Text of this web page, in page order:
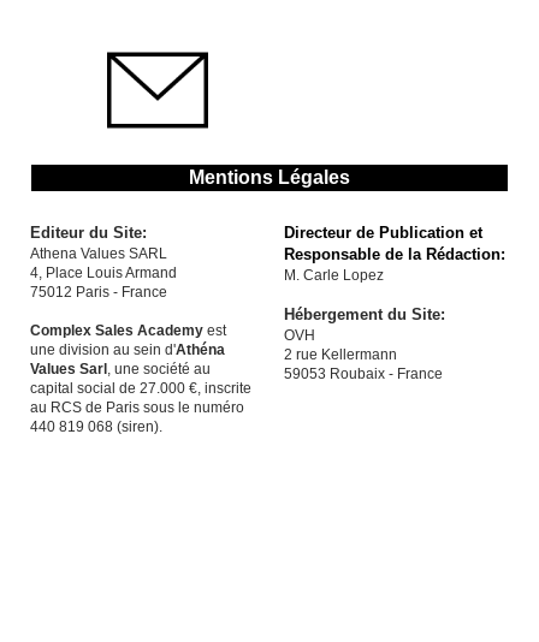
Mentions Légales
Editeur du Site:
Athena Values SARL
4, Place Louis Armand
75012 Paris - France
Complex Sales Academyest
une division au sein d'Athéna
Values Sarl , une société au
capital social de 27.000 €, inscrite
au RCS de Paris sous le numéro
440 819 068 (siren).
Directeur de Publication et
Responsable de la Rédaction:
M. Carle Lopez
Hébergement du Site:
OVH
2 rue Kellermann
59053 Roubaix - France